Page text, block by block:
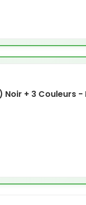
Noir + 3 Couleurs